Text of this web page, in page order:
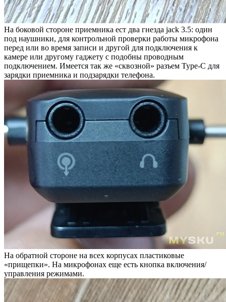
На боковой стороне приемника ест два гнезда jack 3.5: один
под наушники, для контрольной проверки работы микрофона
перед или во время записи и другой для подключения к
камере или другому гаджету с подобны проводным
подключением. Имеется так же «сквозной» разъем Type-C для
зарядки приемника и подзарядки телефона.
На обратной стороне на всех корпусах пластиковые
«прищепки». На микрофонах еще есть кнопка включения/
управления режимами.